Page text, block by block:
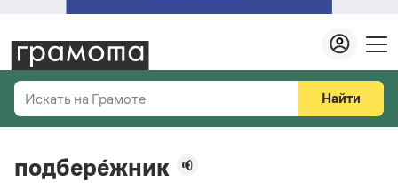
Искать на Грамоте
Справочная служба
Найти
подбере́жник